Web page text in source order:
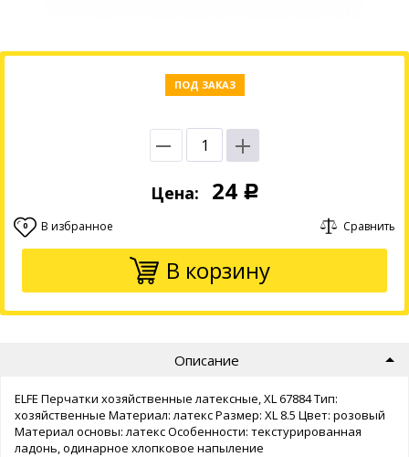
ПОД ЗАКАЗ
Цена: 24 Р
0 В избранное Сравнить
В корзину
Описание
ELFE Перчатки хозяйственные латексные, XL 67884 Тип:
хозяйственные Материал: латекс Размер: XL 8.5 Цвет: розовый
Материал основы: латекс Особенности: текстурированная
ладонь, одинарное хлопковое напыление